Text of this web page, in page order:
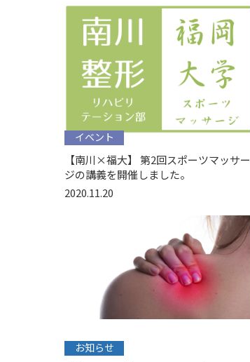
イベント
【南川×福大】 第2回スポーツマッサー
ジの講義を開催しました。
2020.11.20
お知らせ